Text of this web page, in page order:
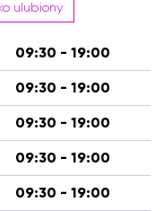
ulubiony
09:30 - 19:00
09:30 - 19:00
09:30 - 19:00
09:30 - 19:00
09:30 - 19:00